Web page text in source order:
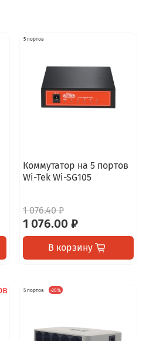
5 портов
Коммутатор на 5 портов
Wi-Tek Wi-SG105
1 076.40 ₽
1 076.00 ₽
В корзину
5 портов -20%